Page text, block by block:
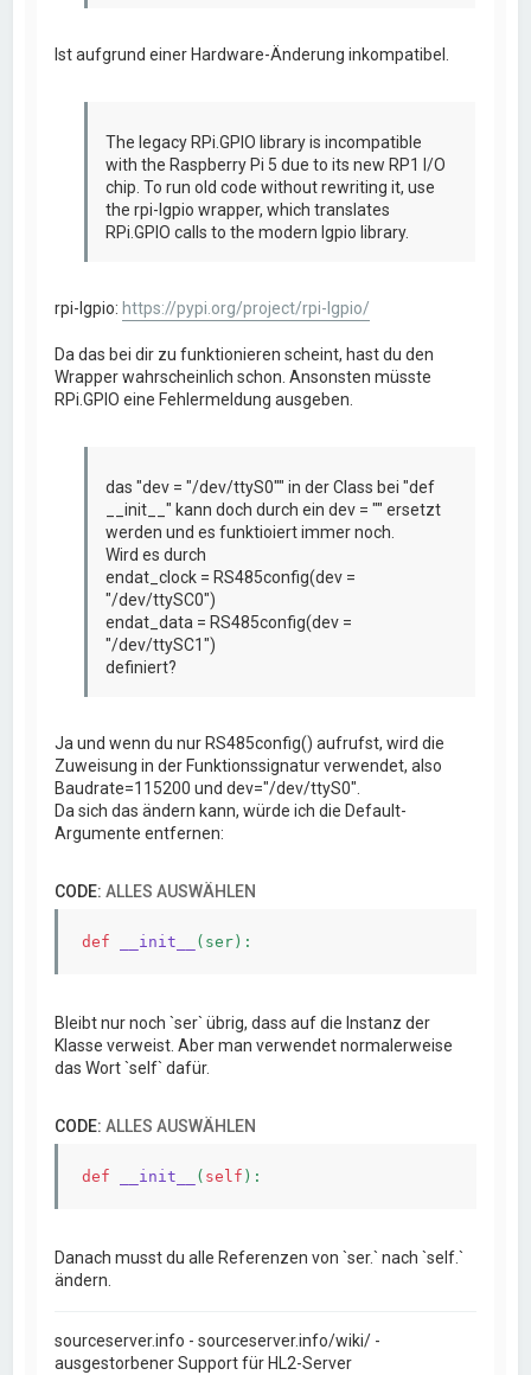
Ist aufgrund einer Hardware-Änderung inkompatibel.
The legacy RPi.GPIO library is incompatible
with the Raspberry Pi 5 due to its new RP1 I/O
chip. To run old code without rewriting it, use
the rpi-lgpio wrapper, which translates
RPi.GPIO calls to the modern lgpio library.
rpi-lgpio: https://pypi.org/project/rpi-lgpio/
Da das bei dir zu funktionieren scheint, hast du den
Wrapper wahrscheinlich schon. Ansonsten müsste
RPi.GPIO eine Fehlermeldung ausgeben.
das "dev = "/dev/ttyS0"" in der Class bei "def
__init__" kann doch durch ein dev = "" ersetzt
werden und es funktioiert immer noch.
Wird es durch
endat_clock = RS485config(dev =
"/dev/ttySC0")
endat_data = RS485config(dev =
"/dev/ttySC1")
definiert?
Ja und wenn du nur RS485config() aufrufst, wird die
Zuweisung in der Funktionssignatur verwendet, also
Baudrate=115200 und dev="/dev/ttyS0".
Da sich das ändern kann, würde ich die Default-
Argumente entfernen:
CODE:ALLES AUSWÄHLEN
def __init__ (ser) :
Bleibt nur noch `ser` übrig, dass auf die Instanz der
Klasse verweist. Aber man verwendet normalerweise
das Wort `self` dafür.
CODE:ALLES AUSWÄHLEN
def __init__ ( self )
Danach musst du alle Referenzen von `ser.` nach `self.`
ändern.
sourceserver.info - sourceserver.info/wiki/ -
ausgestorbener Support für HL2-Server